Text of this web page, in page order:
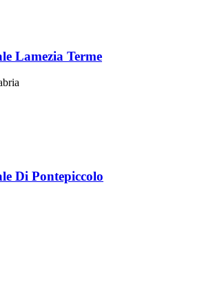
Lamezia Terme
Di Pontepiccolo